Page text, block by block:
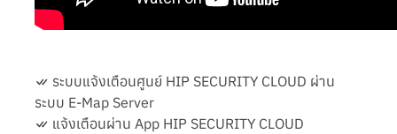
ระบบแจ้งเตือนศูนย์ HIP SECURITY CLOUD ผ่าน
ระบบ E-Map Server
แจ้งเตือนผ่าน App HIP SECURITY CLOUD